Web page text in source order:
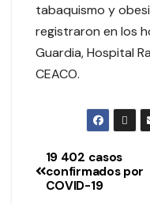
tabaquismo y
registraron en los
Guardia, Hospital
CEACO.
19 402 casos
confirmados por
COVID-19